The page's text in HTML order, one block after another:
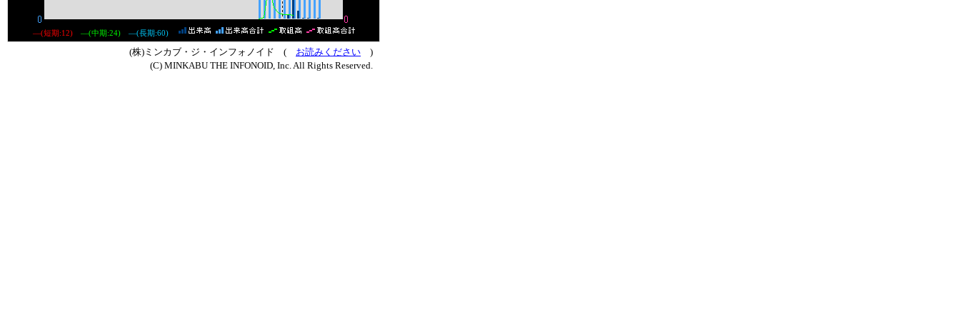
―(短期:12) ―(中期:24) ―(長期:60)
(株)ミンカブ・ジ・インフォノイド ( お読みください )
(C) MINKABU THE INFONOID, Inc. All Rights Reserved.